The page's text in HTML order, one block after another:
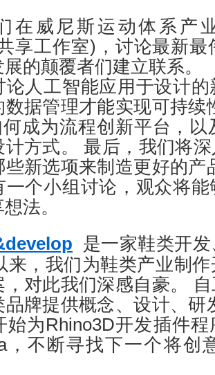
在威尼斯运动体系产
享工作室)，讨论最新最
的颠覆者们建立联系。
论人工智能应用于设计
数据管理才能实现可持续
何成为流程创新平台，
计方式。 最后，我们将
些新选项来制造更好的产
一个小组讨论，观众将
法。
是一家鞋类开
来，我们为鞋类产业制
，对此我们深感自豪。
品牌提供概念、设计、研
始为Rhino3D开发插件
，不断寻找下一个将创